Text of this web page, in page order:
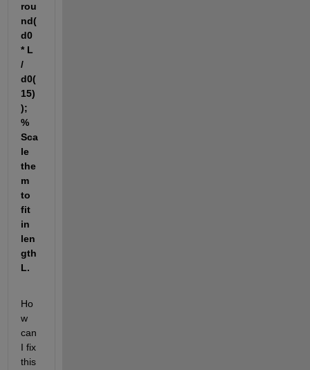
rou
nd(
d0
* L
/
d0(
15)
);
%
Sca
le
the
m
to
fit
in
len
gth
L.
Ho
w
can
I fix
this